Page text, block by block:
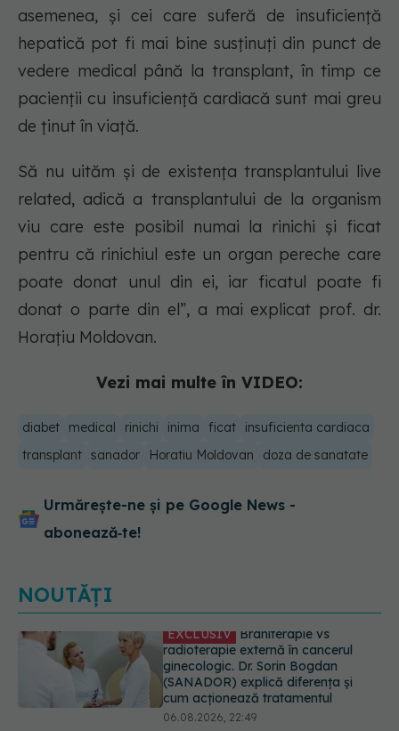
asemenea, și cei care suferă de insuficiență
hepatică pot fi mai bine susținuți din punct de
vedere medical până la transplant, în timp ce
pacienții cu insuficiență cardiacă sunt mai greu
de ținut în viață.
Să nu uităm și de existența transplantului live
related, adică a transplantului de la organism
viu care este posibil numai la rinichi și ficat
pentru că rinichiul este un organ pereche care
poate donat unul din ei, iar ficatul poate fi
donat o parte din el”, a mai explicat prof. dr.
Horațiu Moldovan.
Vezi mai multe în VIDEO:
diabet medical rinichi inima ficat
insuficienta cardiaca
transplant sanador Horatiu Moldovan doza de sanatate
Urmărește-ne și pe Google News -
abonează‑te!
NOUTĂȚI
EXCLUSIV De ce unele paciente
cu cancer de col uterin nu mai ajung
la operație. Dr. Sorin Bogdan
(SANADOR): Intervenția
chirurgicală, doar în situații